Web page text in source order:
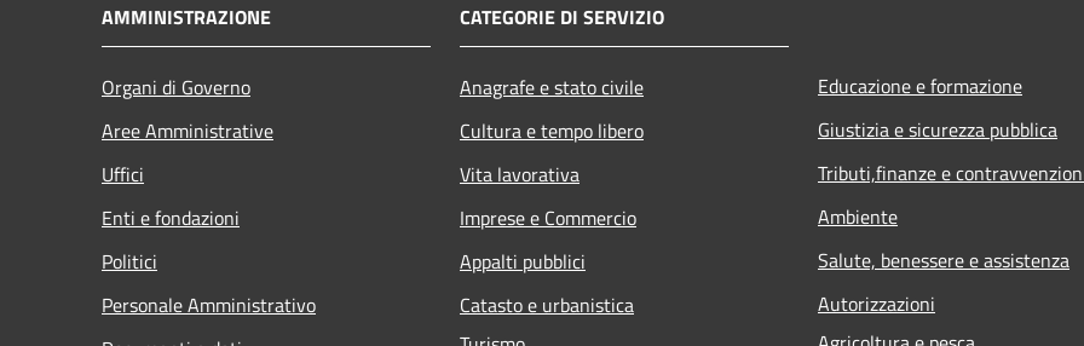
AMMINISTRAZIONE
Organi di Governo
Aree Amministrative
Uffici
Enti e fondazioni
Politici
Personale Amministrativo
CATEGORIE DI SERVIZIO
Anagrafe e stato civile
Cultura e tempo libero
Vita lavorativa
Imprese e Commercio
Appalti pubblici
Catasto e urbanistica
Educazione e formazione
Giustizia e sicurezza pubblica
Tributi,finanze e
Ambiente
Salute, benessere e assistenza
Autorizzazioni